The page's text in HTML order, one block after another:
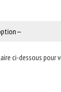
avril 2021
ci-dessous pour